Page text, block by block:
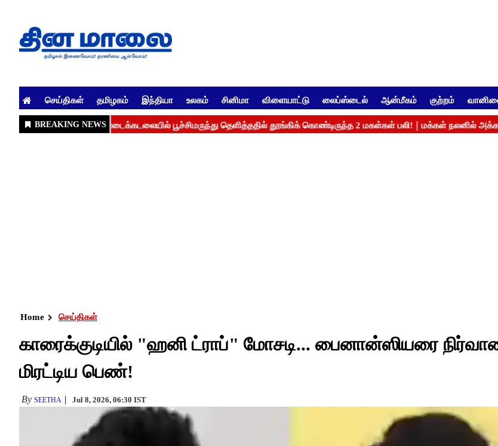
செய்திகள் தமிழகம் இந்தியா உலகம் சினிமா விளையாட்டு லைப்ஸ்டைல் ஆன்மீகம் குற்றம்
Home செய்திகள்
காரைக்குடியில் "ஹனி ட்ராப்" மோசடி... பைனான்ஸியரை
மிரட்டிய பெண்!
By SEETHA Jul 8, 2026, 06:30 IST